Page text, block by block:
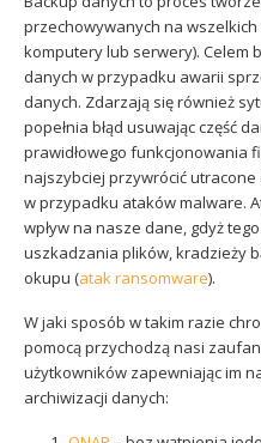
przechowywanych na
komputery lub serwery). Celem
danych w przypadku awarii
danych. Zdarzają się również
popełnia błąd usuwając część
prawidłowego funkcjonowania
najszybciej przywrócić
w przypadku ataków malware.
wpływ na nasze dane, gdyż
uszkadzania plików, kradzieży
okupu (atak ransomware).
W jaki sposób w takim razie
pomocą przychodzą nasi
użytkowników zapewniając im
archiwizacji danych: